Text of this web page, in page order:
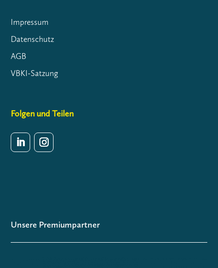
Impressum
Datenschutz
AGB
VBKI-Satzung
Folgen und Teilen
Unsere Premiumpartner